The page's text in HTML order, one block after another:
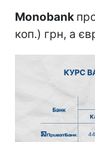
Monobank
коп.) грн, а